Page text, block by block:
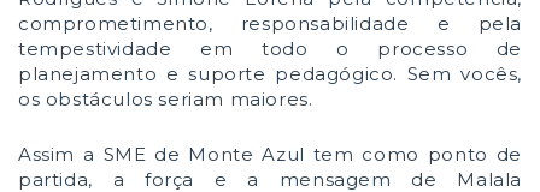
comprometimento, responsabilidade e pela
tempestividade em todo o processo de
planejamento e suporte pedagógico. Sem vocês,
os obstáculos seriam maiores.
Assim a SME de Monte Azul tem como ponto de
partida, a força e a mensagem de Malala